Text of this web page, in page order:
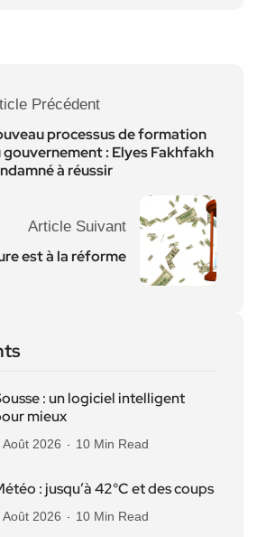
Précédent
processus de formation
gouvernement : Elyes Fakhfakh
à réussir
Article Suivant
est à la réforme
: un logiciel intelligent
mieux
Août 2026 10 Min Read
: jusqu’à 42°C et des coups
Août 2026 10 Min Read